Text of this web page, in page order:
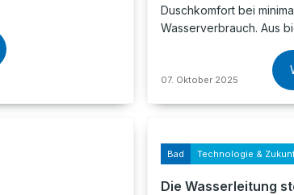
Duschkomfort bei
Wasserverbrauch. Aus
07. Oktober 2025
Bad Technologie &
Die Wasserleitung